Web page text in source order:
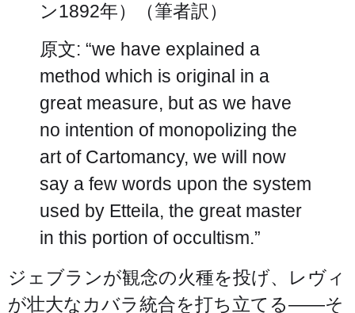
ン1892年）（筆者訳）
原文: “we have explained a
method which is original in a
great measure, but as we have
no intention of monopolizing the
art of Cartomancy, we will now
say a few words upon the system
used by Etteila, the great master
in this portion of occultism.”
ジェブランが観念の火種を投げ、レヴィ
が壮大なカバラ統合を打ち立てる——そ